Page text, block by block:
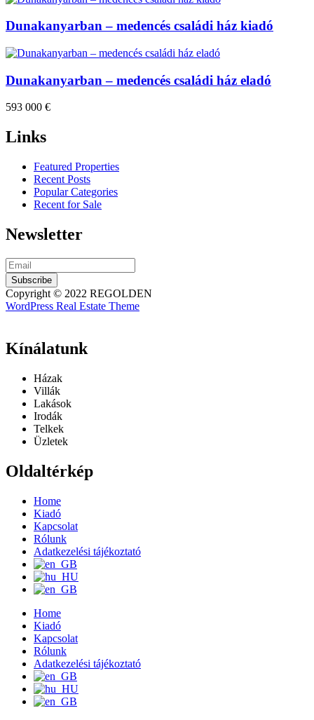
Dunakanyarban – medencés családi ház kiadó
Dunakanyarban – medencés családi ház eladó
593 000 €
Links
Featured Properties
Recent Posts
Popular Categories
Recent for Sale
Newsletter
Subscribe
Copyright © 2022 REGOLDEN
WordPress Real Estate Theme
Kínálatunk
Házak
Villák
Lakások
Irodák
Telkek
Üzletek
Oldaltérkép
Home
Kiadó
Kapcsolat
Rólunk
Adatkezelési tájékoztató
Home
Kiadó
Kapcsolat
Rólunk
Adatkezelési tájékoztató